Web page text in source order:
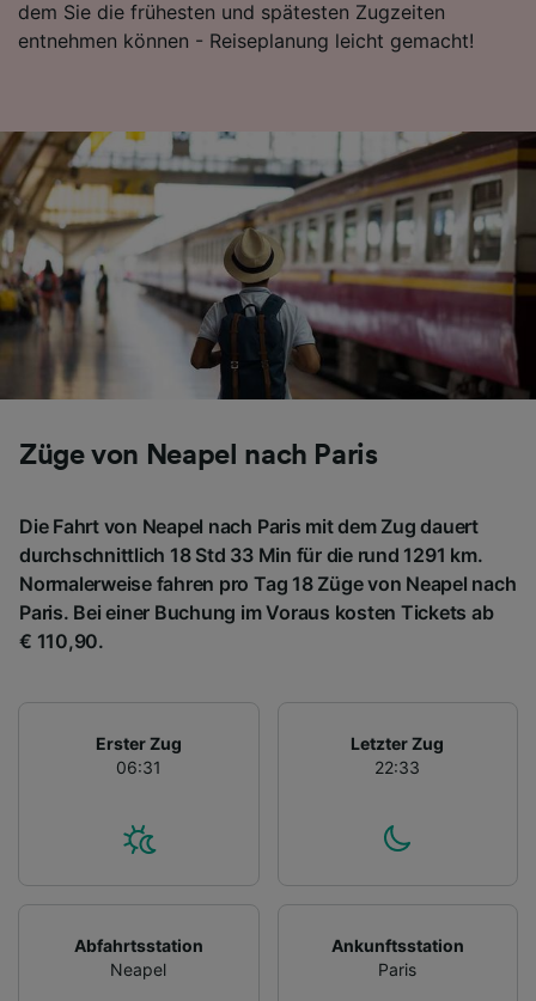
dem Sie die frühesten und spätesten Zugzeiten
entnehmen können - Reiseplanung leicht gemacht!
Züge von Neapel nach Paris
Die Fahrt von Neapel nach Paris mit dem Zug dauert
durchschnittlich 18 Std 33 Min für die rund 1291 km.
Normalerweise fahren pro Tag 18 Züge von Neapel nach
Paris. Bei einer Buchung im Voraus kosten Tickets ab
€ 110,90.
Erster Zug
06:31
Letzter Zug
22:33
Abfahrtsstation
Neapel
Ankunftsstation
Paris
Folgendes bereitzustellen:
Verwendung genauer Standortdaten.
Personalisierte Werbung und Inhalte, Messung
von Werbeleistung und der Performance von
Inhalten, Zielgruppenforschung sowie
Entwicklung und Verbesserung von
Angeboten.
Liste der Partner (Lieferanten)